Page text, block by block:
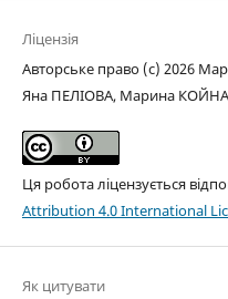
Ліцензія
Авторське право (c) 2026
Яна ПЕЛІОВА, Марина
Ця робота ліцензується
Attribution 4.0 International
Як цитувати